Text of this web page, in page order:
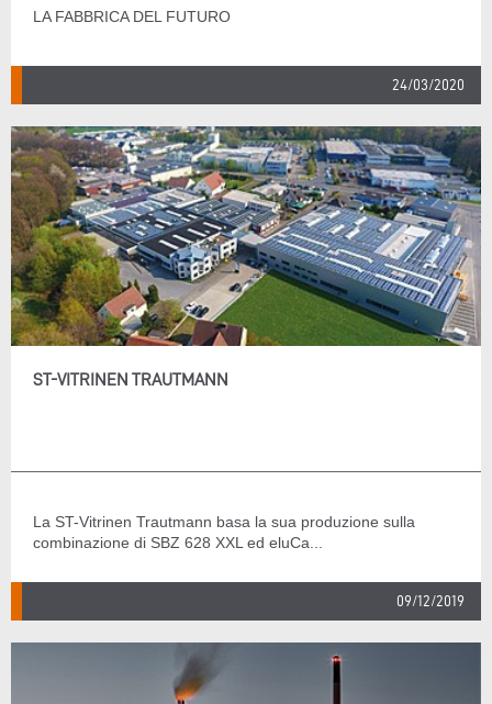
LA FABBRICA DEL FUTURO
24/03/2020
ST-VITRINEN TRAUTMANN
La ST-Vitrinen Trautmann basa la sua produzione sulla
combinazione di SBZ 628 XXL ed eluCa...
09/12/2019